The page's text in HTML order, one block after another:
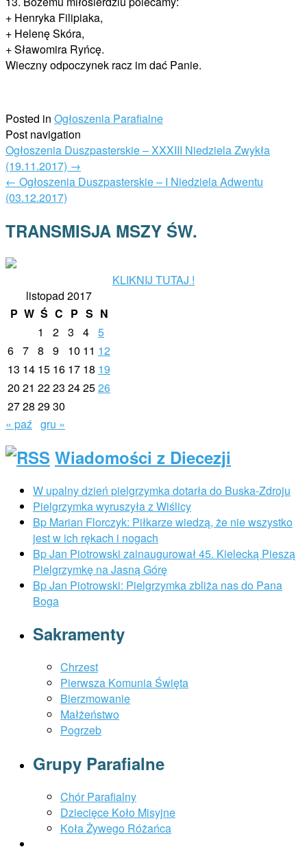
+ Henryka Filipiaka,
+ Helenę Skóra,
+ Sławomira Ryńcę.
Wieczny odpoczynek racz im dać Panie.
Posted in Ogłoszenia Parafialne
Post navigation
Ogłoszenia Duszpasterskie – XXXIII Niedziela Zwykła
(19.11.2017) →
← Ogłoszenia Duszpasterskie – I Niedziela Adwentu
(03.12.2017)
TRANSMISJA MSZY ŚW.
KLIKNIJ TUTAJ !
listopad 2017
P W Ś C P S N
1
2 3 4 5
6 7 8 9 10 11 12
13 14 15 16 17 18 19
20 21 2223 242526
2728 2930
« paź gru »
Wiadomości z Diecezji
W upalny dzień pielgrzymka dotarła do Buska-Zdroju
Pielgrzymka wyruszyła z Wiślicy
Bp Marian Florczyk: Piłkarze wiedzą, że nie wszystko
jest w ich rękach i nogach
Bp Jan Piotrowski zainaugurował 45. Kielecką Pieszą
Pielgrzymkę na Jasną Górę
Bp Jan Piotrowski: Pielgrzymka zbliża nas do Pana
Boga
Sakramenty
Chrzest
Pierwsza Komunia Święta
Bierzmowanie
Małżeństwo
Pogrzeb
Grupy Parafialne
Chór Parafialny
Dziecięce Koło Misyjne
Koła Żywego Różańca